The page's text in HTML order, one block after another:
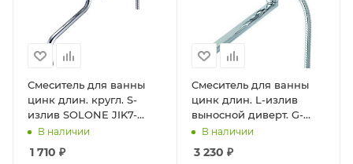
Смеситель для ванны
цинк длин. кругл. S-
излив SOLONE JIK7-
A102-A
В наличии
1 710 ₽
Смеситель для ванны
цинк длин. L-излив
выносной диверт. G-
LAUF 6P-6043/KLO6-
В наличии
3 230 ₽